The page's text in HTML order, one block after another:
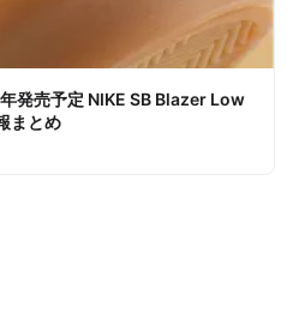
発売予定 NIKE SB Blazer Low
まとめ